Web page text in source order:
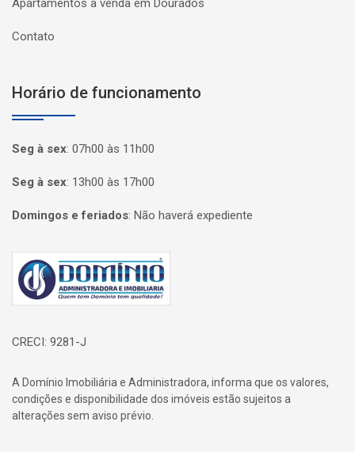
Apartamentos a venda em Dourados
Contato
Horário de funcionamento
Seg à sex: 07h00 às 11h00
Seg à sex: 13h00 às 17h00
Domingos e feriados: Não haverá expediente
Página inicial
CRECI: 9281-J
A Domínio Imobiliária e Administradora, informa que os valores,
condições e disponibilidade dos imóveis estão sujeitos a
alterações sem aviso prévio.